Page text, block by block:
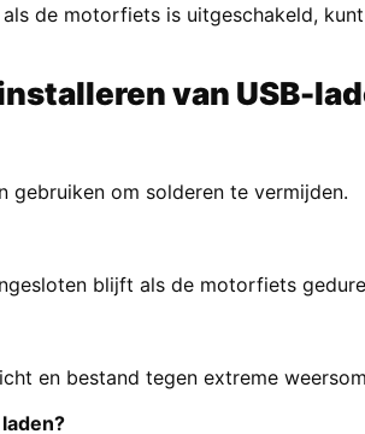
de motorfiets is uitgeschakeld,
van USB-
gebruiken om solderen te vermijden.
blijft als de motorfiets
en bestand tegen extreme